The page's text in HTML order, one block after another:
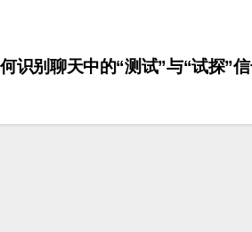
识别聊天中的“测试”与“试探”